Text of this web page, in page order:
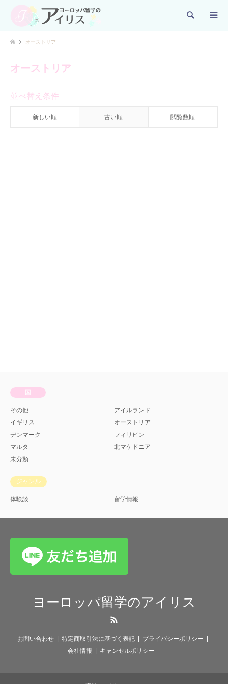
検索
オーストリア
オーストリア
並べ替え条件
新しい順 古い順 閲覧数順
国
その他
アイルランド
イギリス
オーストリア
デンマーク
フィリピン
マルタ
北マケドニア
未分類
ジャンル
体験談 留学情報
ヨーロッパ留学のアイリス
お問い合わせ 特定商取引法に基づく表記
プライバシーポリシー
会社情報
キャンセルポリシー